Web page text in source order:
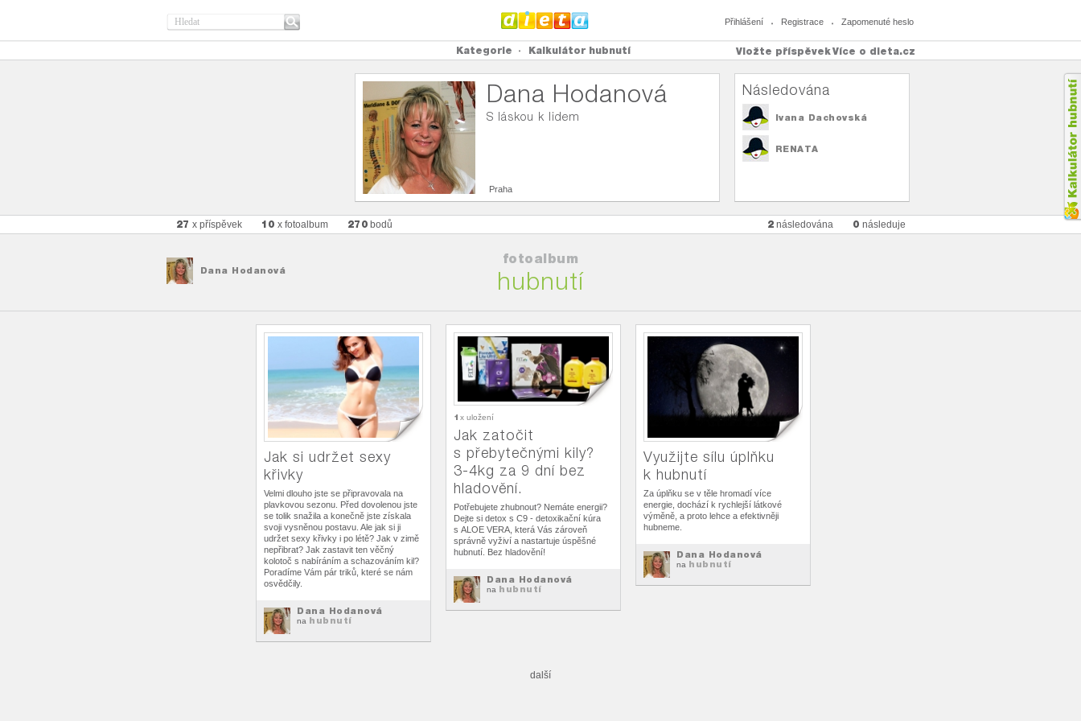
Přihlášení Registrace Zapomenuté heslo
Kategorie Kalkulátor hubnutí Více o dieta.cz
Vložte příspěvek
Dana Hodanová
S láskou k lidem
Praha
Následována
Ivana Dachovská
RENATA
27 x příspěvek 10 x fotoalbum 270 bodů 2 následována 0 následuje
Dana Hodanová
fotoalbum
hubnutí
Jak si udržet sexy
křivky
Velmi dlouho jste se připravovala na
plavkovou sezonu. Před dovolenou jste
se tolik snažila a konečně jste získala
svoji vysněnou postavu. Ale jak si ji
udržet sexy křivky i po létě? Jak v zimě
nepřibrat? Jak zastavit ten věčný
kolotoč s nabíráním a schazováním kil?
Poradíme Vám pár triků, které se nám
osvědčily.
Dana Hodanová
na hubnutí
1 x uložení
Jak zatočit
s přebytečnými kily?
3-4kg za 9 dní bez
hladovění.
Potřebujete zhubnout? Nemáte energii?
Dejte si detox s C9 - detoxikační kúra
s ALOE VERA, která Vás zároveň
správně vyživí a nastartuje úspěšné
hubnutí. Bez hladovění!
Dana Hodanová
na hubnutí
Využijte sílu úplňku
k hubnutí
Za úplňku se v těle hromadí více
energie, dochází k rychlejší látkové
výměně, a proto lehce a efektivněji
hubneme.
Dana Hodanová
na hubnutí
další